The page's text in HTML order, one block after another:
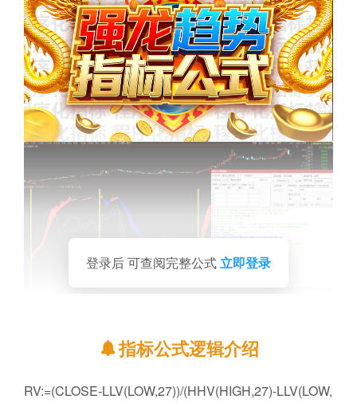
登录后 可查阅完整公式立即登录
指标公式逻辑介绍
RV:=(CLOSE-LLV(LOW,27))/(HHV(HIGH,27)-LLV(LOW,